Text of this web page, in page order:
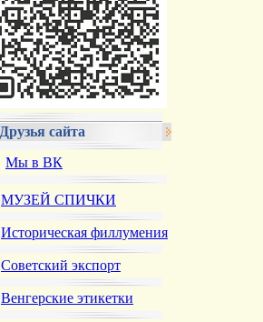
Друзья сайта
Мы в ВК
МУЗЕЙ СПИЧКИ
Историческая филлумения
Советский экспорт
Венгерские этикетки